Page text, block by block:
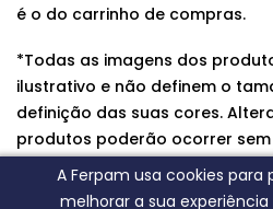
A Ferpam usa cookies para
melhorar a sua
é o do carrinho de compras.
*Todas as imagens dos
ilustrativo e não definem o
definição das suas cores.
produtos poderão ocorrer
fornecedores, qualquer
entre em contato conosco.